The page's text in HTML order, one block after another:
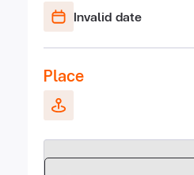
Invalid date
Place